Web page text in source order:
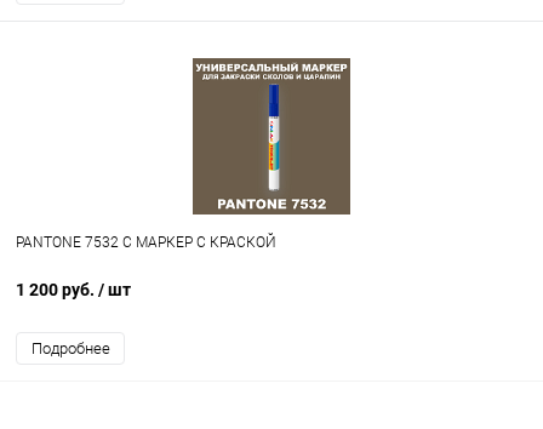
PANTONE 7532 C МАРКЕР С КРАСКОЙ
1 200 руб. / шт
Подробнее